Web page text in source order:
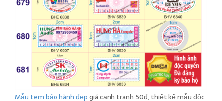
Mẫu tem bảo hành đẹpgiá cạnh tranh 50đ, thiết kế mẫu độc